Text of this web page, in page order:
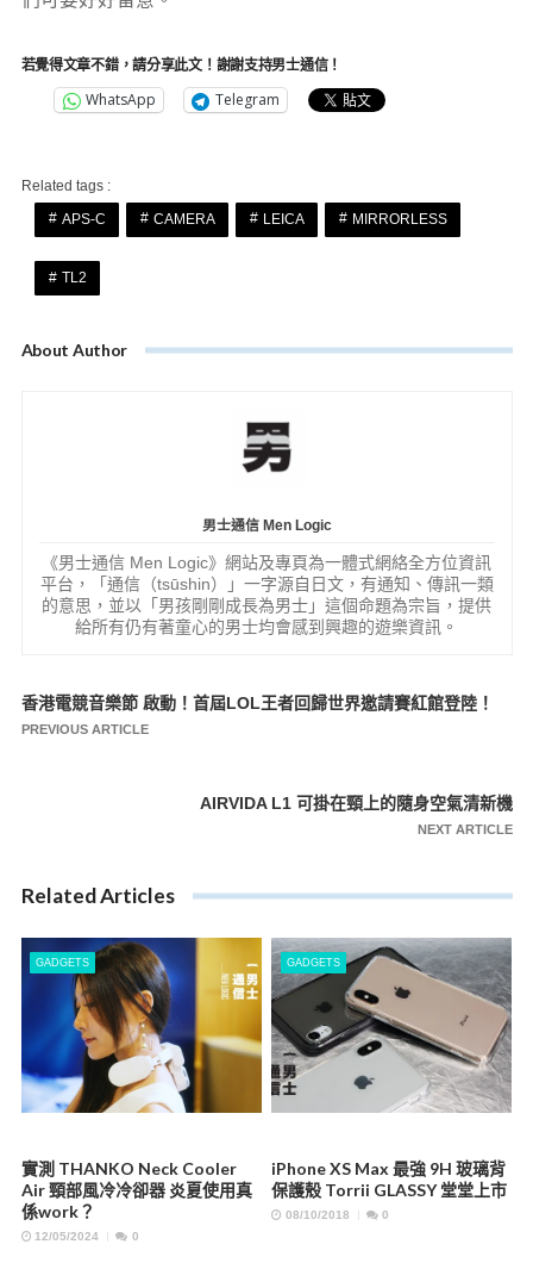
若覺得文章不錯，請分享此文！謝謝支持男士通信！
WhatsApp Telegram
Related tags :
APS-C
CAMERA LEICA MIRRORLESS
TL2
About Author
男士通信 Men Logic
《男士通信 Men Logic》網站及專頁為一體式網絡全方位資訊
平台，「通信（tsūshin）」一字源自日文，有通知、傳訊一類
的意思，並以「男孩剛剛成長為男士」這個命題為宗旨，提供
給所有仍有著童心的男士均會感到興趣的遊樂資訊。
文
香港電競音樂節 啟動！首屆LOL王者回歸世界邀請賽紅館登陸！
PREVIOUS ARTICLE
AIRVIDA L1 可掛在頸上的隨身空氣清新機
NEXT ARTICLE
Related Articles
GADGETS
實測 THANKO Neck Cooler
Air 頸部風冷冷卻器 炎夏使用真
係work？
12/05/2024 0
GADGETS
iPhone XS Max 最強 9H 玻璃背
保護殼 Torrii GLASSY 堂堂上市
08/10/2018 0